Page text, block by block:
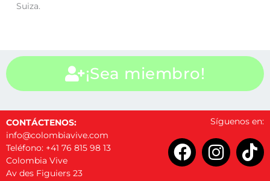
Suiza.
¡Sea miembro!
CONTÁCTENOS:
info@colombiavive.com
Teléfono: +41 76 815 98 13
Colombia Vive
Av des Figuiers 23
Síguenos en:
F
a
I
n
T
i